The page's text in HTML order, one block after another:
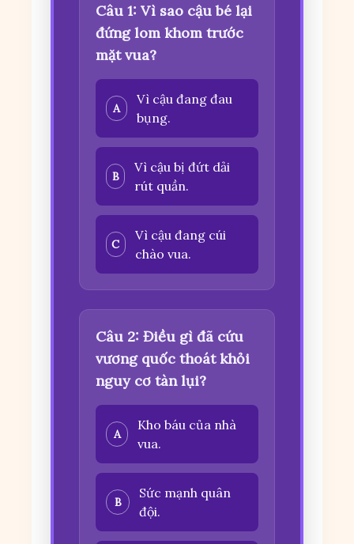
Câu 1: Vì sao cậu bé lại
đứng lom khom trước
mặt vua?
A
Vì cậu đang đau
bụng.
B
Vì cậu bị đứt dải
rút quần.
C
Vì cậu đang cúi
chào vua.
Câu 2: Điều gì đã cứu
vương quốc thoát khỏi
nguy cơ tàn lụi?
A
Kho báu của nhà
vua.
B
Sức mạnh quân
đội.